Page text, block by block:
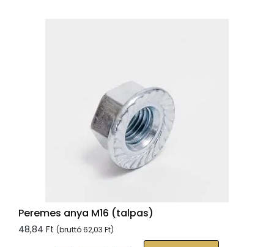
Peremes anya M16 (talpas)
48,84 Ft (bruttó62,03 Ft)